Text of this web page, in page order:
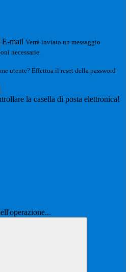
E-mail Verrà inviato un messaggio
necessarie.
utente? Effettua il reset della password
la casella di posta elettronica!